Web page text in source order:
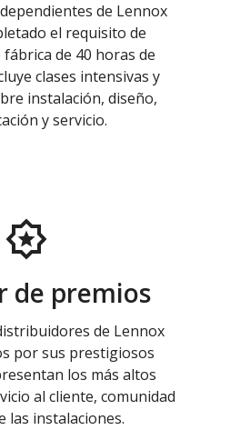
de Lennox
el requisito de
de 40 horas de
clases intensivas y
instalación, diseño,
y servicio.
de premios
de Lennox
por sus prestigiosos
los más altos
al cliente, comunidad
las instalaciones.